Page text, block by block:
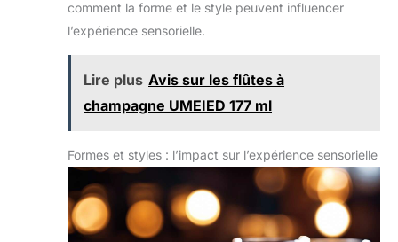
comment la forme et le style peuvent influencer
l’expérience sensorielle.
Lire plus Avis sur les flûtes à
champagne UMEIED 177 ml
Formes et styles : l’impact sur l’expérience sensorielle